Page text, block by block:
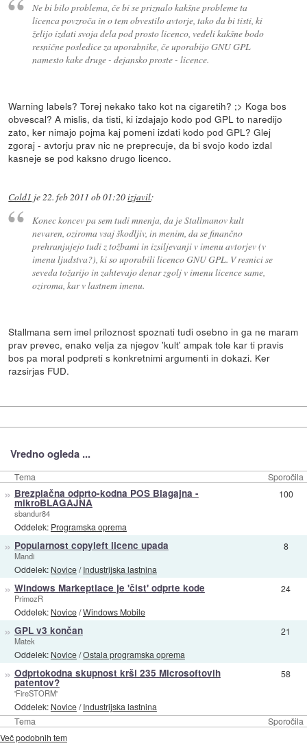
Ne bi bilo problema, če bi se priznalo kakšne probleme ta
licenca povzroča in o tem obvestilo avtorje, tako da bi tisti, ki
želijo izdati svoja dela pod prosto licenco, vedeli kakšne bodo
resnične posledice za uporabnike, če uporabijo GNU GPL
namesto kake druge - dejansko proste - licence.
Warning labels? Torej nekako tako kot na cigaretih? ;> Koga bos
obvescal? A mislis, da tisti, ki izdajajo kodo pod GPL to naredijo
zato, ker nimajo pojma kaj pomeni izdati kodo pod GPL? Glej
zgoraj - avtorju prav nic ne preprecuje, da bi svojo kodo izdal
kasneje se pod kaksno drugo licenco.
Cold1 je22. feb 2011 ob 01:20izjavil:
Konec koncev pa sem tudi mnenja, da je Stallmanov kult
nevaren, oziroma vsaj škodljiv, in menim, da se finančno
prehranjujejo tudi z tožbami in izsiljevanji v imenu avtorjev (v
imenu ljudstva?), ki so uporabili licenco GNU GPL. V resnici se
seveda tožarijo in zahtevajo denar zgolj v imenu licence same,
oziroma, kar v lastnem imenu.
Stallmana sem imel priloznost spoznati tudi osebno in ga ne maram
prav prevec, enako velja za njegov 'kult' ampak tole kar ti pravis
bos pa moral podpreti s konkretnimi argumenti in dokazi. Ker
razsirjas FUD.
Vredno ogleda ...
Tema Sporočila
Tema Sporočila
» Brezplačna odprto-kodna POS Blagajna -
mikroBLAGAJNA
sbandur84
Oddelek: Programska oprema
100
» Popularnost copyleft licenc upada
Mandi
Oddelek: Novice/Industrijska lastnina
8
» Windows Markeptlace je 'čist' odprte kode
PrimozR
Oddelek: Novice/Windows Mobile
24
» GPL v3 končan
Matek
Oddelek: Novice/Ostala programska oprema
21
» Odprtokodna skupnost krši 235 Microsoftovih
patentov?
'FireSTORM'
Oddelek: Novice/Industrijska lastnina
58
Več podobnih tem